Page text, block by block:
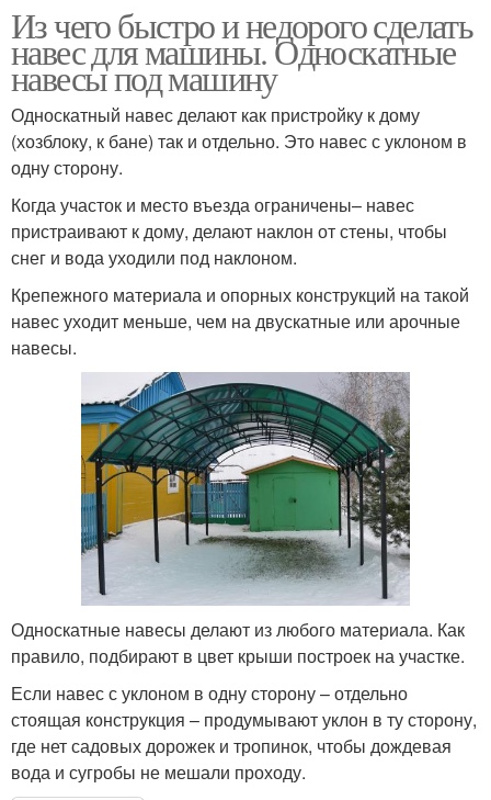
Из чего быстро и недорого сделать
навес для машины. Односкатные
навесы под машину
Односкатный навес делают как пристройку к дому
(хозблоку, к бане) так и отдельно. Это навес с уклоном в
одну сторону.
Когда участок и место въезда ограничены– навес
пристраивают к дому, делают наклон от стены, чтобы
снег и вода уходили под наклоном.
Крепежного материала и опорных конструкций на такой
навес уходит меньше, чем на двускатные или арочные
навесы.
Односкатные навесы делают из любого материала. Как
правило, подбирают в цвет крыши построек на участке.
Если навес с уклоном в одну сторону – отдельно
стоящая конструкция – продумывают уклон в ту сторону,
где нет садовых дорожек и тропинок, чтобы дождевая
вода и сугробы не мешали проходу.